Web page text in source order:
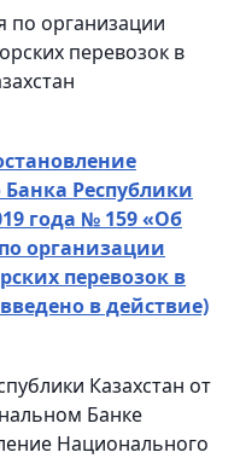
по организации
перевозок в
Республики
года № 159 «Об
организации
перевозок в
в действие)
Казахстан от
Банке
Национального